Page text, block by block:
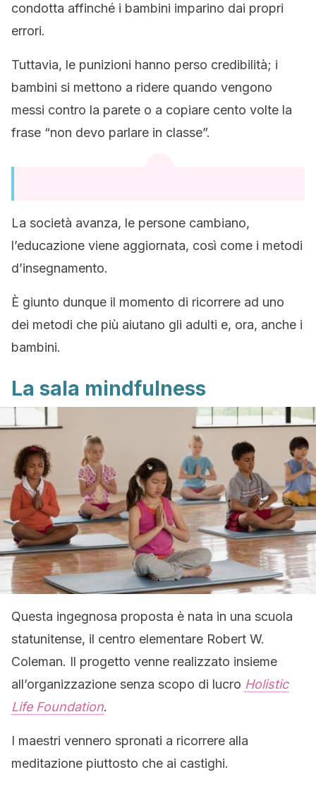
condotta affinché i bambini imparino dai propri
errori.
Tuttavia, le punizioni hanno perso credibilità; i
bambini si mettono a ridere quando vengono
messi contro la parete o a copiare cento volte la
frase “non devo parlare in classe”.
La società avanza, le persone cambiano,
l’educazione viene aggiornata, così come i metodi
d’insegnamento.
È giunto dunque il momento di ricorrere ad uno
dei metodi che più aiutano gli adulti e, ora, anche i
bambini.
La sala mindfulness
Questa ingegnosa proposta è nata in una scuola
statunitense, il centro elementare Robert W.
Coleman. Il progetto venne realizzato insieme
all’organizzazione senza scopo di lucro Holistic
Life Foundation.
I maestri vennero spronati a ricorrere alla
meditazione piuttosto che ai castighi.